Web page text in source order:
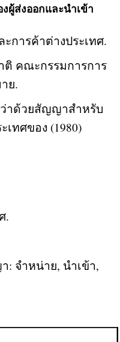
ผู้ส่งออกและนำเข้า
การค้าต่างประเทศ.
ติ คณะกรรมการการ
ย.
าด้วยสัญญาสำหรับ
เทศของ (1980)
.
: จำหน่าย, นำเข้า,